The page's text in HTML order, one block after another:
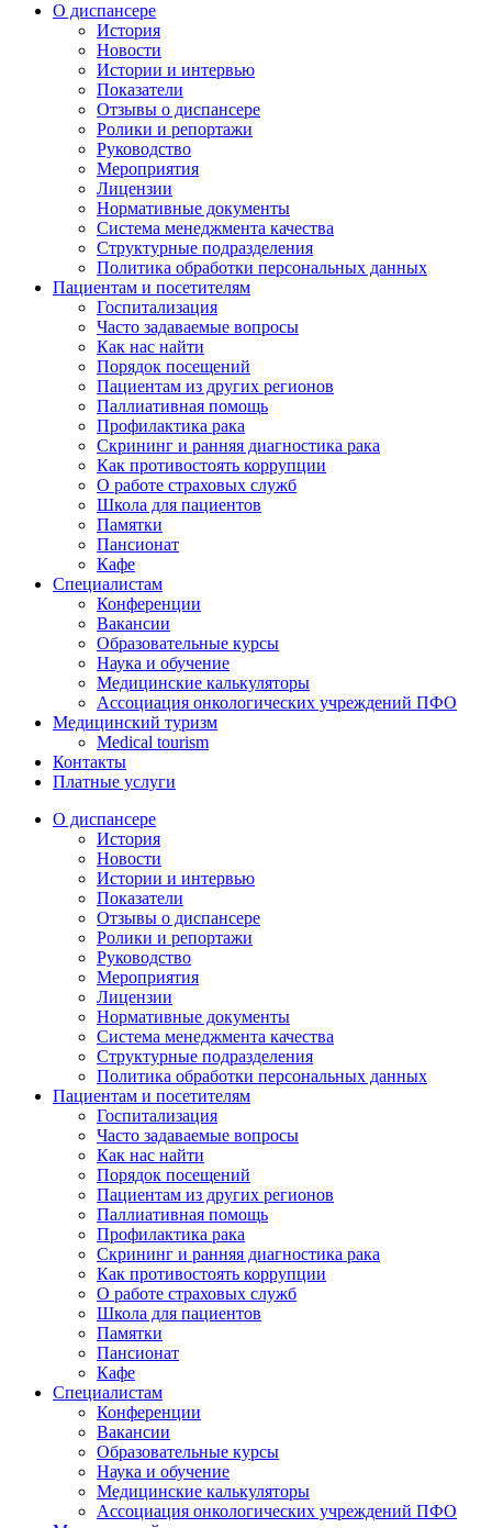
О диспансере
История
Новости
Истории и интервью
Показатели
Отзывы о диспансере
Ролики и репортажи
Руководство
Мероприятия
Лицензии
Нормативные документы
Система менеджмента качества
Структурные подразделения
Политика обработки персональных данных
Пациентам и посетителям
Госпитализация
Часто задаваемые вопросы
Как нас найти
Порядок посещений
Пациентам из других регионов
Паллиативная помощь
Профилактика рака
Скрининг и ранняя диагностика рака
Как противостоять коррупции
О работе страховых служб
Школа для пациентов
Памятки
Пансионат
Кафе
Специалистам
Конференции
Вакансии
Образовательные курсы
Наука и обучение
Медицинские калькуляторы
Ассоциация oнкологических учреждений ПФО
Медицинский туризм
Medical tourism
Контакты
Платные услуги
О диспансере
История
Новости
Истории и интервью
Показатели
Отзывы о диспансере
Ролики и репортажи
Руководство
Мероприятия
Лицензии
Нормативные документы
Система менеджмента качества
Структурные подразделения
Политика обработки персональных данных
Пациентам и посетителям
Госпитализация
Часто задаваемые вопросы
Как нас найти
Порядок посещений
Пациентам из других регионов
Паллиативная помощь
Профилактика рака
Скрининг и ранняя диагностика рака
Как противостоять коррупции
О работе страховых служб
Школа для пациентов
Памятки
Пансионат
Кафе
Специалистам
Конференции
Вакансии
Образовательные курсы
Наука и обучение
Медицинские калькуляторы
Ассоциация oнкологических учреждений ПФО